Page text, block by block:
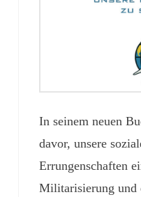
In seinem neuen
davor, unsere
Errungenschaften
Militarisierung und